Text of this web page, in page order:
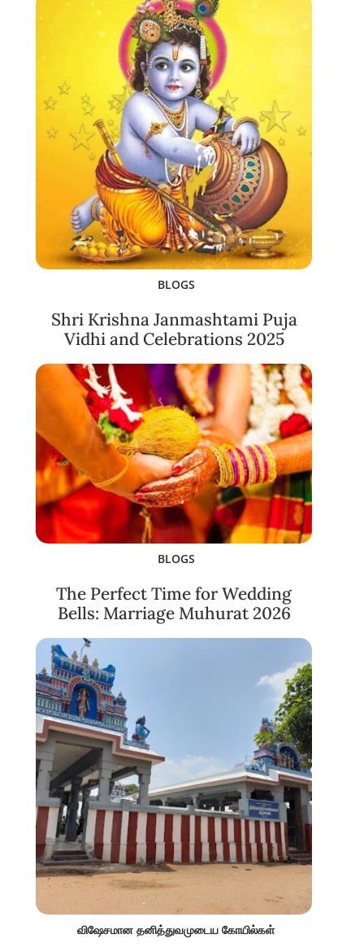
BLOGS
Shri Krishna Janmashtami Puja
Vidhi and Celebrations 2025
BLOGS
The Perfect Time for Wedding
Bells: Marriage Muhurat 2026
விஷேசமான தனித்துவமுடைய கோயில்கள்